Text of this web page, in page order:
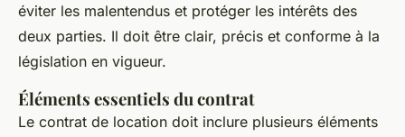
éviter les malentendus et protéger les intérêts des
deux parties. Il doit être clair, précis et conforme à la
législation en vigueur.
Éléments essentiels du contrat
Le contrat de location doit inclure plusieurs éléments